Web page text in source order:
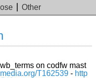
Other
on codfw mast
T162539 - http